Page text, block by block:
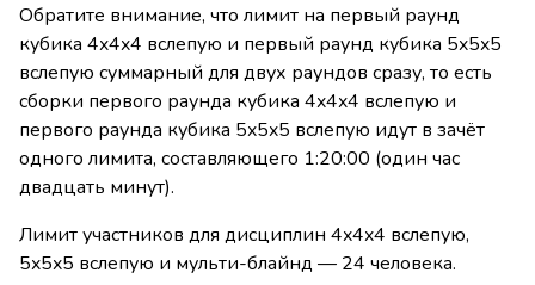
Обратите внимание, что лимит на первый раунд
кубика 4x4x4 вслепую и первый раунд кубика 5x5x5
вслепую суммарный для двух раундов сразу, то есть
сборки первого раунда кубика 4x4x4 вслепую и
первого раунда кубика 5x5x5 вслепую идут в зачёт
одного лимита, составляющего 1:20:00 (один час
двадцать минут).
Лимит участников для дисциплин 4x4x4 вслепую,
5x5x5 вслепую и мульти-блайнд — 24 человека.